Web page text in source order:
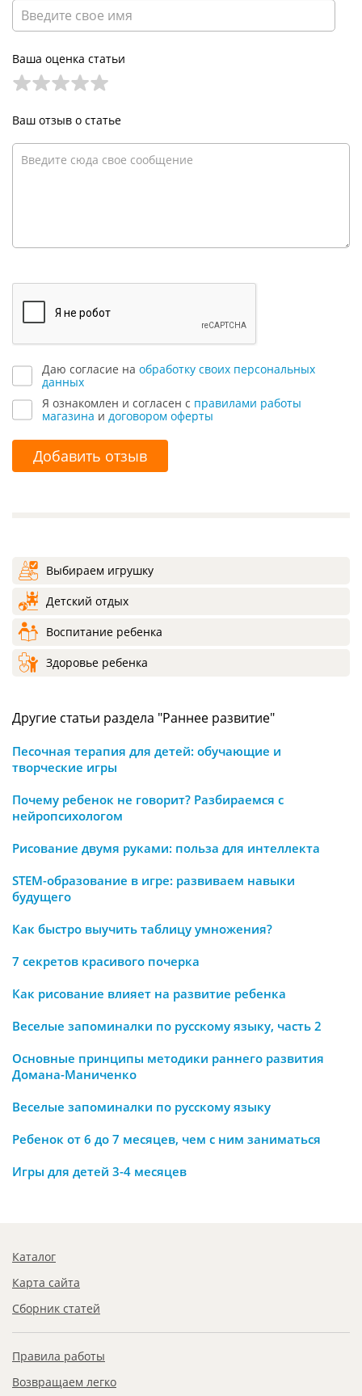
Ваша оценка статьи
Ваш отзыв о статье
Даю согласие на обработку своих персональных
данных
Я ознакомлен и согласен с правилами работы
магазина и договором оферты
Добавить отзыв
Выбираем игрушку
Детский отдых
Воспитание ребенка
Здоровье ребенка
Другие статьи раздела "Раннее развитие"
Песочная терапия для детей: обучающие и
творческие игры
Почему ребенок не говорит? Разбираемся с
нейропсихологом
Рисование двумя руками: польза для интеллекта
STEM-образование в игре: развиваем навыки
будущего
Как быстро выучить таблицу умножения?
7 секретов красивого почерка
Как рисование влияет на развитие ребенка
Веселые запоминалки по русскому языку, часть 2
Основные принципы методики раннего развития
Домана-Маниченко
Веселые запоминалки по русскому языку
Ребенок от 6 до 7 месяцев, чем с ним заниматься
Игры для детей 3-4 месяцев
Каталог
Карта сайта
Сборник статей
Правила работы
Возвращаем легко